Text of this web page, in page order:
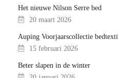
Het nieuwe Nilson Serre bed
20 maart 2026
Auping Voorjaarscollectie
15 februari 2026
Beter slapen in de winter